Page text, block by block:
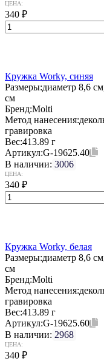
ЦЕНА:
340 ₽
Кружка Worky, синяя
Размеры:диаметр 8,6
см
Бренд:Molti
Метод нанесения:
гравировка
Вес:413.89 г
Артикул:G-19625.40
В наличии: 3006
ЦЕНА:
340 ₽
Кружка Worky, белая
Размеры:диаметр 8,6
см
Бренд:Molti
Метод нанесения:
гравировка
Вес:413.89 г
Артикул:G-19625.60
В наличии: 2968
ЦЕНА:
340 ₽